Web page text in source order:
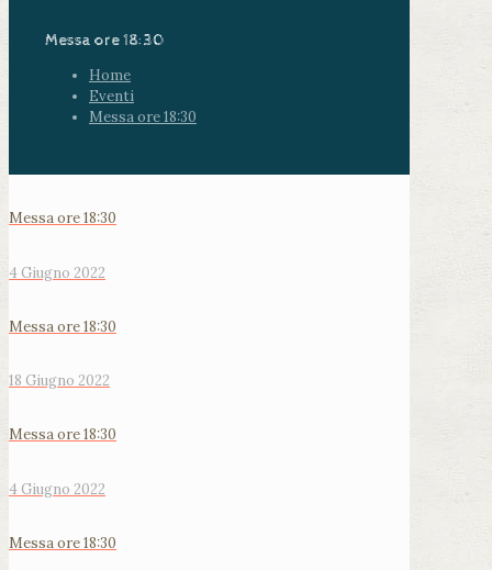
Messa ore 18:30
Home
Eventi
Messa ore 18:30
Messa ore 18:30
4 Giugno 2022
Messa ore 18:30
18 Giugno 2022
Messa ore 18:30
4 Giugno 2022
Messa ore 18:30